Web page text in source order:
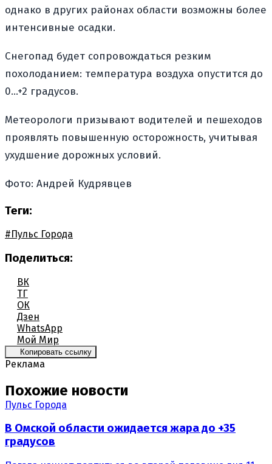
однако в других районах области возможны более
интенсивные осадки.
Снегопад будет сопровождаться резким
похолоданием: температура воздуха опустится до
0…+2 градусов.
Метеорологи призывают водителей и пешеходов
проявлять повышенную осторожность, учитывая
ухудшение дорожных условий.
Фото: Андрей Кудрявцев
Теги:
#Пульс Города
Поделиться:
ВК
ТГ
ОК
Дзен
WhatsApp
Мой Мир
Копировать ссылку
Реклама
Похожие новости
Пульс Города
В Омской области ожидается жара до +35
градусов